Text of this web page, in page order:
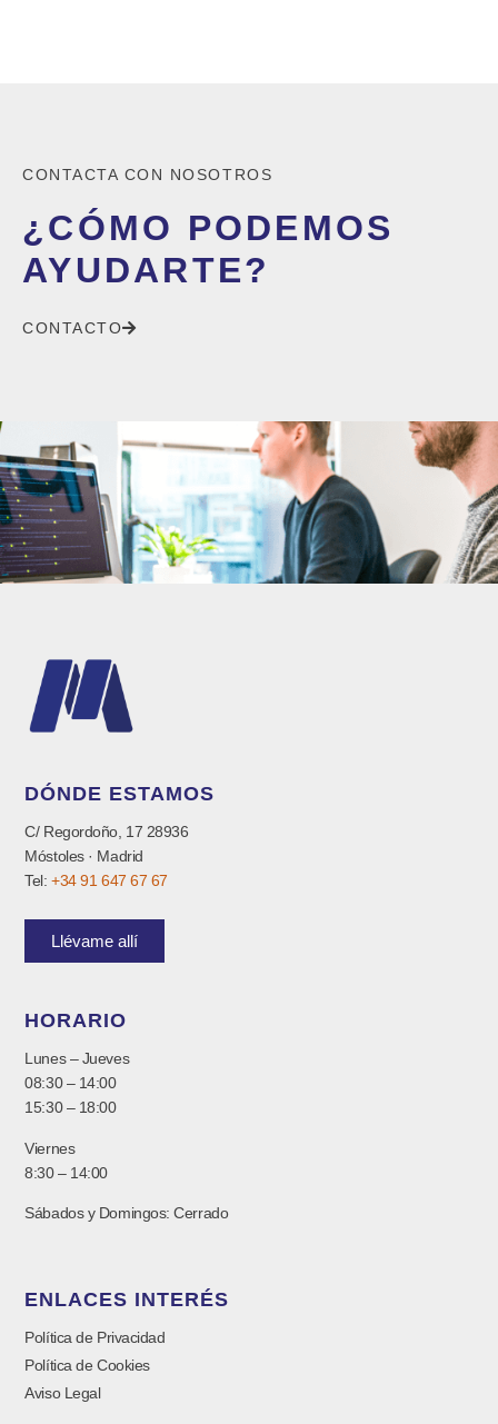
CONTACTA CON NOSOTROS
¿CÓMO PODEMOS
AYUDARTE?
CONTACTO
DÓNDE ESTAMOS
C/ Regordoño, 17 28936
Móstoles · Madrid
Tel:+34 91 647 67 67
Llévame allí
HORARIO
Lunes – Jueves
08:30 – 14:00
15:30 – 18:00
Viernes
8:30 – 14:00
Sábados y Domingos: Cerrado
ENLACES INTERÉS
Política de Privacidad
Política de Cookies
Aviso Legal